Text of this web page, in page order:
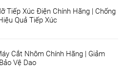
Tiếp Xúc Điện Chính Hãng | Chống
Quả Tiếp Xúc
Cắt Nhôm Chính Hãng | Giảm
Vệ Dao